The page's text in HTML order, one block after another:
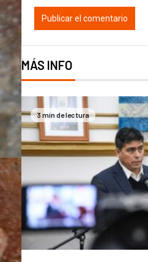
MÁS INFO
3 min de lectura